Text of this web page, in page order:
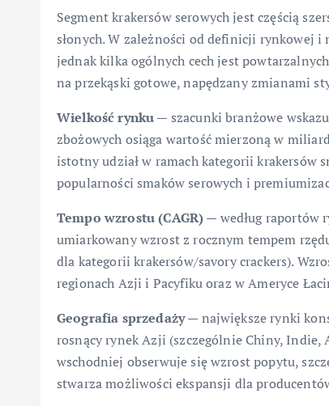
Segment krakersów serowych jest częścią
słonych. W zależności od definicji rynkowej
jednak kilka ogólnych cech jest
na przekąski gotowe, napędzany zmianami
Wielkość rynku— szacunki branżowe
zbożowych osiąga wartość mierzoną w
istotny udział w ramach kategorii krakersów
popularności smaków serowych i
Tempo wzrostu (CAGR)— według raportów
umiarkowany wzrost z rocznym tempem
dla kategorii krakersów/savory crackers).
regionach Azji i Pacyfiku oraz w Ameryce
Geografia sprzedaży— największe rynki
rosnący rynek Azji (szczególnie Chiny, Indie,
wschodniej obserwuje się wzrost popytu,
stwarza możliwości ekspansji dla